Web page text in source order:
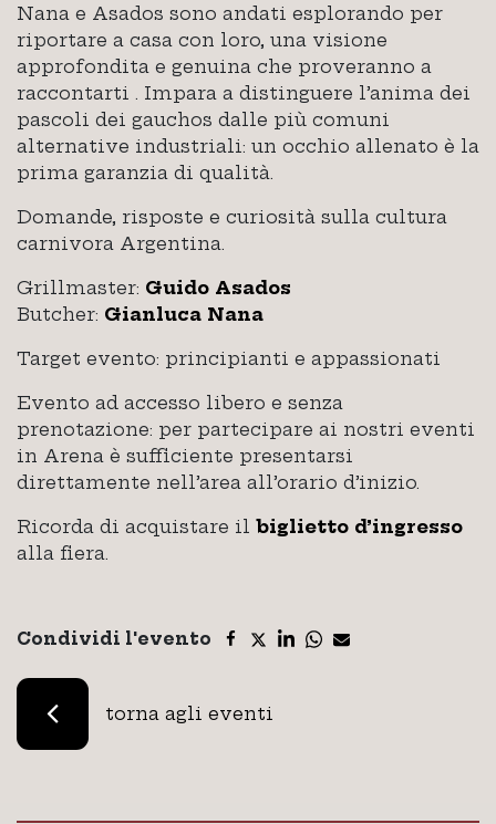
Nana e Asados sono andati esplorando per
riportare a casa con loro, una visione
approfondita e genuina che proveranno a
raccontarti . Impara a distinguere l’anima dei
pascoli dei gauchos dalle più comuni
alternative industriali: un occhio allenato è la
prima garanzia di qualità.
Domande, risposte e curiosità sulla cultura
carnivora Argentina.
Grillmaster: Guido Asados
Butcher: Gianluca Nana
Target evento: principianti e appassionati
Evento ad accesso libero e senza
prenotazione: per partecipare ai nostri eventi
in Arena è sufficiente presentarsi
direttamente nell’area all’orario d’inizio.
Ricorda di acquistare il biglietto d’ingresso
alla fiera.
Condividi l'evento
torna agli eventi